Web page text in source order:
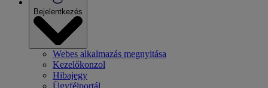
Bejelentkezés
Webes alkalmazás megnyitása
Kezelőkonzol
Hibajegy